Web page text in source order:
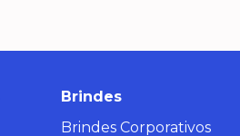
Brindes
Brindes Corporativos